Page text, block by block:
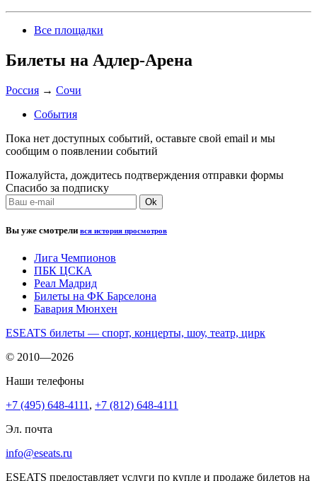
Все площадки
Билеты на Адлер-Арена
Россия → Сочи
События
Пока нет доступных событий, оставьте свой email и мы
сообщим о появлении событий
Пожалуйста, дождитесь подтверждения отправки формы
Спасибо за подписку
Вы уже смотрели вся история просмотров
Лига Чемпионов
ПБК ЦСКА
Реал Мадрид
Билеты на ФК Барселона
Бавария Мюнхен
ESEATS билеты — спорт, концерты, шоу, театр, цирк
© 2010—2026
Наши телефоны
+7 (495) 648-4111 , +7 (812) 648-4111
Эл. почта
info@eseats.ru
ESEATS предоставляет услуги по купле и продаже билетов на